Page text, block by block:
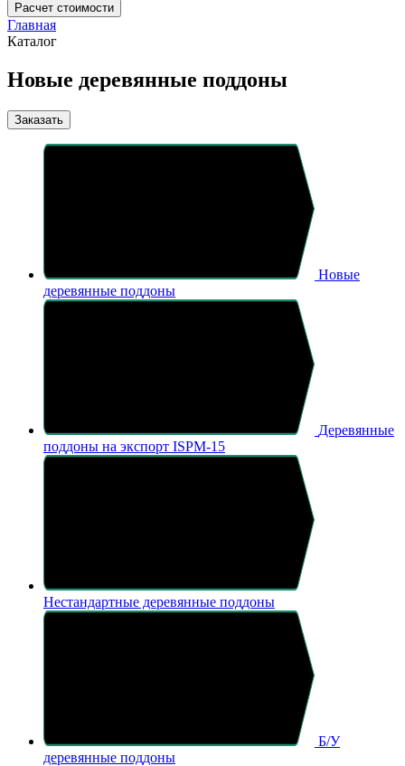
Расчет стоимости
Главная
Каталог
Новые деревянные поддоны
Заказать
Новые
деревянные поддоны
Деревянные
поддоны на экспорт ISPM-15
Нестандартные деревянные поддоны
Б/У
деревянные поддоны